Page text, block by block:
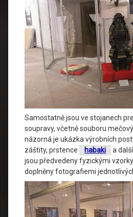
Samostatně jsou ve stojanech
soupravy, včetně souboru
názorná je ukázka výrobních
záštity, prstence
habaki
a
jsou předvedeny fyzickými
doplněny fotografiemi